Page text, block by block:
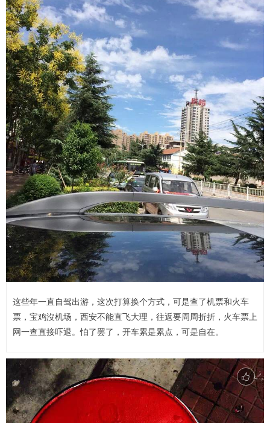
这些年一直自驾出游，这次打算换个方式，可是查了机票和火车
票，宝鸡沒机场，西安不能直飞大理，往返要周周折折，火车票上
网一查直接吓退。怕了罢了，开车累是累点，可是自在。